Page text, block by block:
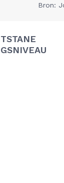
Bron: